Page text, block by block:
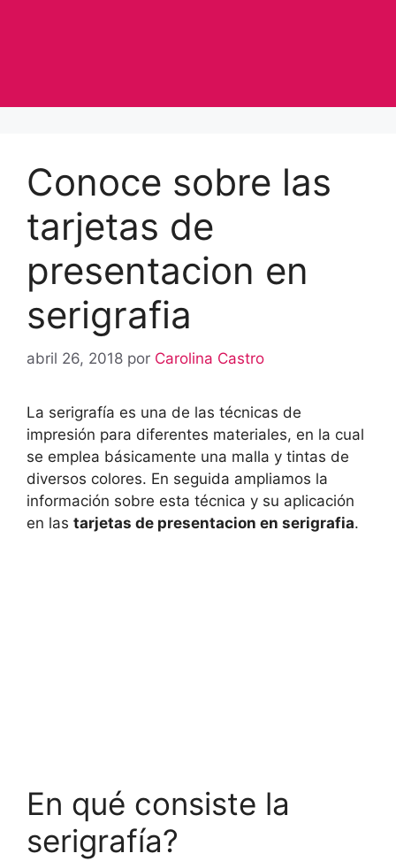
Conoce sobre las
tarjetas de
presentacion en
serigrafia
abril 26, 2018 por Carolina Castro
La serigrafía es una de las técnicas de
impresión para diferentes materiales, en la cual
se emplea básicamente una malla y tintas de
diversos colores. En seguida ampliamos la
información sobre esta técnica y su aplicación
en las tarjetas de presentacion en serigrafia.
En qué consiste la
serigrafía?